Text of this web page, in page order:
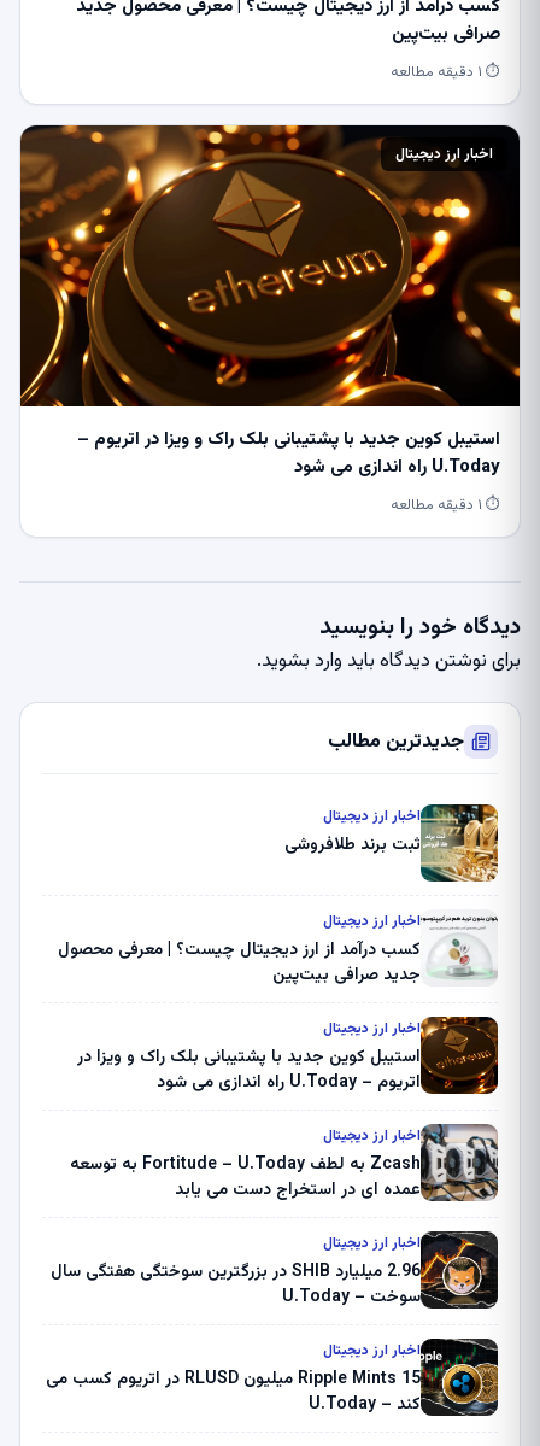
کسب درآمد از ارز دیجیتال چیست؟ | معرفی محصول جدید
صرافی بیت‌پین
⏱ ۱ دقیقه مطالعه
اخبار ارز دیجیتال
استیبل کوین جدید با پشتیبانی بلک راک و ویزا در اتریوم –
U.Today راه اندازی می شود
⏱ ۱ دقیقه مطالعه
دیدگاه خود را بنویسید
برای نوشتن دیدگاه باید وارد بشوید.
جدیدترین مطالب
اخبار ارز دیجیتال
ثبت برند طلافروشی
اخبار ارز دیجیتال
کسب درآمد از ارز دیجیتال چیست؟ | معرفی محصول
جدید صرافی بیت‌پین
اخبار ارز دیجیتال
استیبل کوین جدید با پشتیبانی بلک راک و ویزا در
اتریوم – U.Today راه اندازی می شود
اخبار ارز دیجیتال
Zcash به لطف Fortitude – U.Today به توسعه
عمده ای در استخراج دست می یابد
اخبار ارز دیجیتال
2.96 میلیارد SHIB در بزرگترین سوختگی هفتگی سال
سوخت – U.Today
اخبار ارز دیجیتال
Ripple Mints 15 میلیون RLUSD در اتریوم کسب می
کند – U.Today